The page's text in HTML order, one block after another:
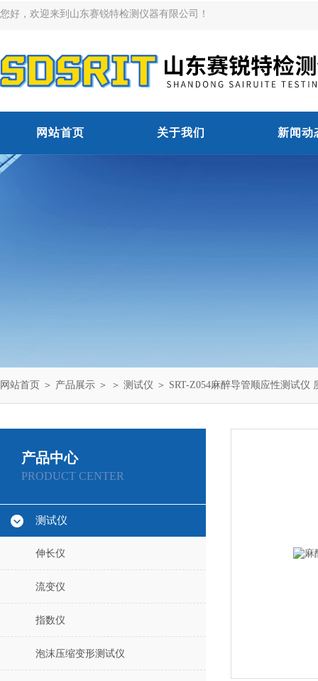
您好，欢迎来到山东赛锐特检测仪器有限公司！
网站首页 关于我们 新闻动
网站首页 ＞ 产品展示 ＞ ＞ 测试仪 ＞ SRT-Z054麻醉导管顺应性测试仪
产品中心
PRODUCT CENTER
测试仪
伸长仪
流变仪
指数仪
泡沫压缩变形测试仪